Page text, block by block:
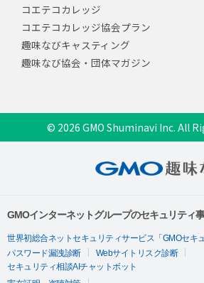
コエテコカレッジ
コエテコカレッジ協会プラン
趣味なびキャスティング
趣味なび協会・団体マガジン
© 2026 GMO Shuminavi Inc. All